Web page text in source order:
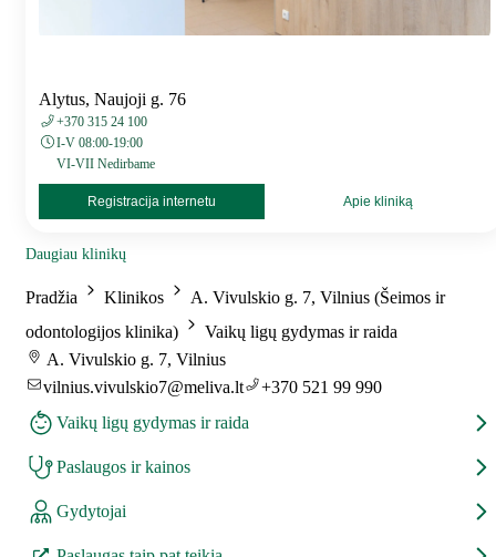
Alytus, Naujoji g. 76
+370 315 24 100
I-V 08:00-19:00
VI-VII Nedirbame
Registracija internetu Apie kliniką
Daugiau klinikų
Pradžia Klinikos
A. Vivulskio g. 7, Vilnius (Šeimos ir
odontologijos klinika)
Vaikų ligų gydymas ir raida
A. Vivulskio g. 7, Vilnius
vilnius.vivulskio7@meliva.lt
+370 521 99 990
Vaikų ligų gydymas ir raida
Paslaugos ir kainos
Gydytojai